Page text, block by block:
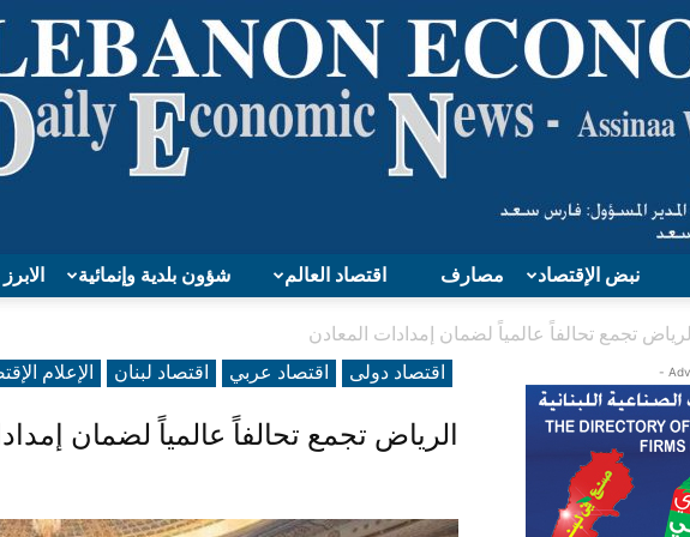
الابرز شؤون بلدية وإنمائية اقتصاد العالم مصارف نبض الإقتصاد
الرياض تجمع تحالفاً عالمياً لضمان إمدادات المعادن
اقتصاد دولی
اقتصاد عربي اقتصاد لبنان الإعلام
الرياض تجمع تحالفاً عالمياً لضمان